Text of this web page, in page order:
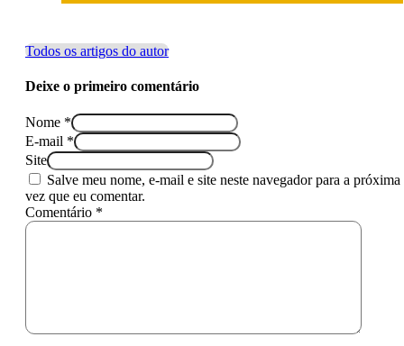
Todos os artigos do autor
Deixe o primeiro comentário
Nome *
E-mail *
Site
Salve meu nome, e-mail e site neste navegador para a próxima
vez que eu comentar.
Comentário *